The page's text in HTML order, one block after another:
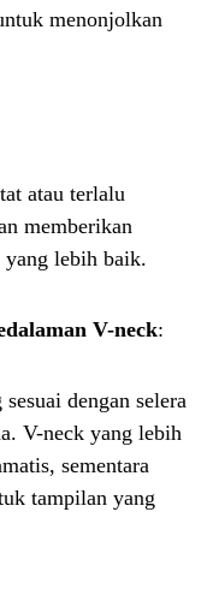
menonjolkan
atau terlalu
memberikan
yang lebih baik.
V-neck:
dengan selera
V-neck yang lebih
sementara
tampilan yang